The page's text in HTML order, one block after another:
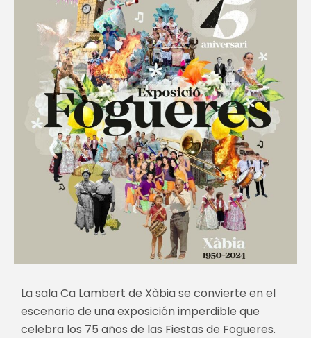
La sala Ca Lambert de Xàbia se convierte en el
escenario de una exposición imperdible que
celebra los 75 años de las Fiestas de Fogueres.